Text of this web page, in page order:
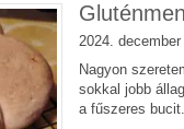
2024. december
Nagyon
sokkal jobb
a fűszeres bucit.